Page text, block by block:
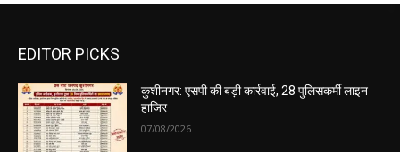
EDITOR PICKS
कुशीनगर: एसपी की बड़ी कार्रवाई, 28 पुलिसकर्मी लाइन
हाजिर
07/08/2026